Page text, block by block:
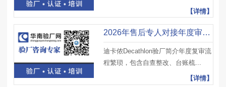
【详情】
2026年售后专人对接年度审核迪卡侬验厂辅导公司榜单
迪卡侬Decathlon验厂简介年度复审流
程繁琐，包含自查整改、台账梳...
【详情】